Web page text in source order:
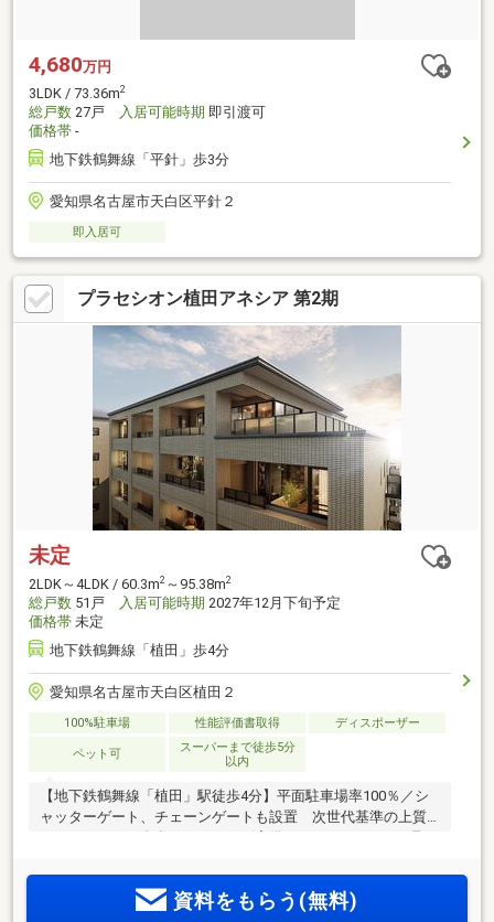
4,680万円
3LDK / 73.36m2
総戸数 27戸 入居可能時期 即引渡可
価格帯 -
地下鉄鶴舞線「平針」歩3分
愛知県名古屋市天白区平針２
即入居可
プラセシオン植田アネシア 第2期
未定
2LDK～4LDK / 60.3m2 ～95.38m2
総戸数 51戸 入居可能時期 2027年12月下旬予定
価格帯 未定
地下鉄鶴舞線「植田」歩4分
愛知県名古屋市天白区植田２
100%駐車場 性能評価書取得 ディスポーザー
ペット可
スーパーまで徒歩5分
以内
【地下鉄鶴舞線「植田」駅徒歩4分】平面駐車場率100％／シ
ャッターゲート、チェーンゲートも設置 次世代基準の上質
なレジデンス 全邸ディスポーザ完備、ZEH-M Orientedも取
プラセシオン植田アネシア＞誕生
資料をもらう(無料)